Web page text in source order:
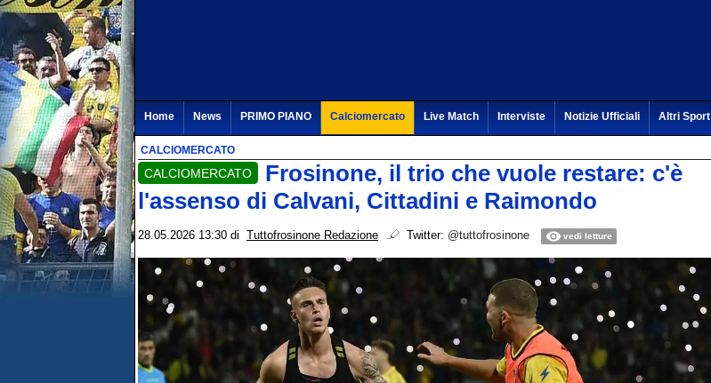
Home News PRIMO PIANO Calciomercato Live Match Interviste Notizie Ufficiali Altri Sport
CALCIOMERCATO
CALCIOMERCATO
Frosinone, il trio che vuole restare: c'è
l'assenso di Calvani, Cittadini e Raimondo
28.05.2026 13:30 di Tuttofrosinone Redazione Twitter: @tuttofrosinone vedi letture